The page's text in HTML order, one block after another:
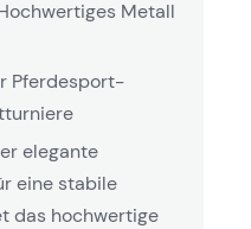
Metall
Pferdesport-
elegante
eine stabile
das hochwertige